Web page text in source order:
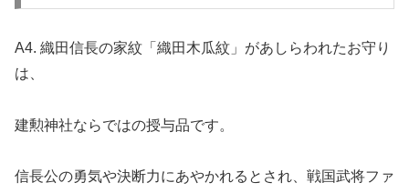
A4. 織田信長の家紋「織田木瓜紋」があしらわれたお守り
は、
建勲神社ならではの授与品です。
信長公の勇気や決断力にあやかれるとされ、戦国武将ファ